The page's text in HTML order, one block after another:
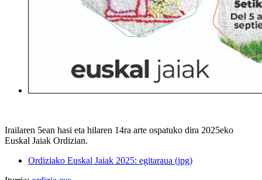
Irailaren 5ean hasi eta hilaren 14ra arte ospatuko dira 2025eko
Euskal Jaiak Ordizian.
Ordiziako Euskal Jaiak 2025: egitaraua (jpg)